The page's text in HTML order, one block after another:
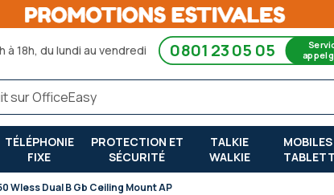
à 18h, du lundi au vendredi 0801 23 05 05 appel
TÉLÉPHONIE
FIXE
PROTECTION ET
SÉCURITÉ
TALKIE
WALKIE
Wless Dual B Gb Ceiling Mount AP